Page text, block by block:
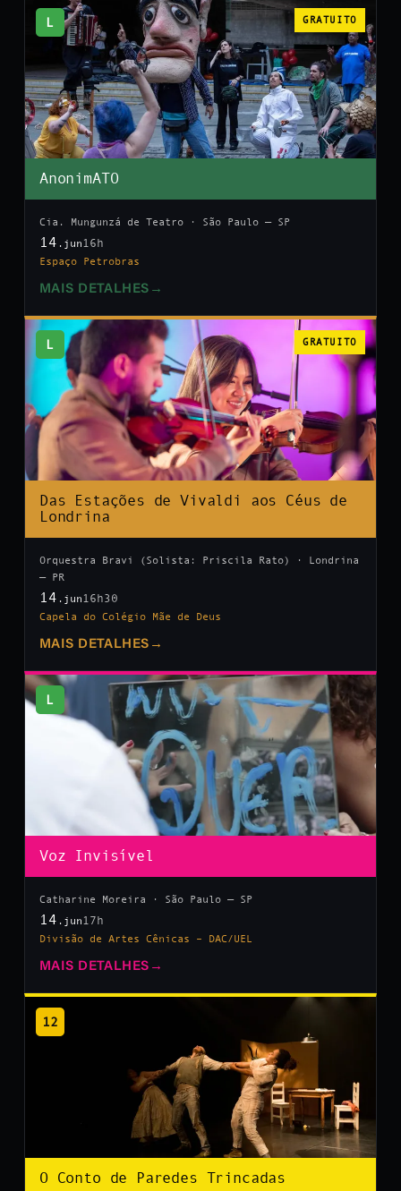
L GRATUITO
AnonimATO
Cia. Mungunzá de Teatro · São Paulo — SP
14 .jun 16h
Espaço Petrobras
MAIS DETALHES →
L GRATUITO
Das Estações de Vivaldi aos Céus de
Londrina
Orquestra Bravi (Solista: Priscila Rato) · Londrina
— PR
14 .jun 16h30
Capela do Colégio Mãe de Deus
MAIS DETALHES →
L
Voz Invisível
Catharine Moreira · São Paulo — SP
14 .jun 17h
Divisão de Artes Cênicas – DAC/UEL
MAIS DETALHES →
12
O Conto de Paredes Trincadas